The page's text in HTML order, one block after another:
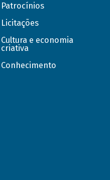
Patrocínios
Licitações
Cultura e economia
criativa
Conhecimento